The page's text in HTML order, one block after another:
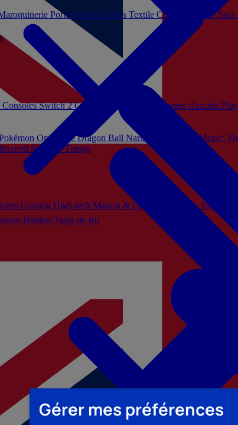
Gérer mes préférences
Gaming High-tech Maison & Décoration ModeVaisselle
Consoles Switch 2Consoles Xbox Series Bornes d'arcade
Porte-clés & Badges Textile Cosplay BeautéSacs
Binders Tapis de jeu
One PieceDragon Ball Naruto Hello KittyMagic:
Stranger Things